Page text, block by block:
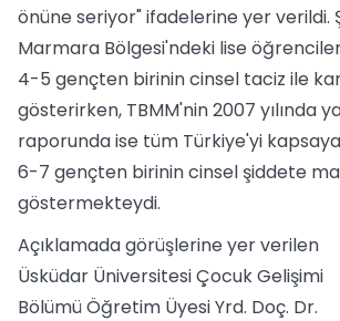
önüne seriyor" ifadelerine yer verildi.
Marmara Bölgesi'ndeki lise
4-5 gençten birinin cinsel taciz ile
gösterirken, TBMM'nin 2007 yılında
raporunda ise tüm Türkiye'yi
6-7 gençten birinin cinsel şiddete
göstermekteydi.
Açıklamada görüşlerine yer verilen
Üsküdar Üniversitesi Çocuk Gelişimi
Bölümü Öğretim Üyesi Yrd. Doç. Dr.